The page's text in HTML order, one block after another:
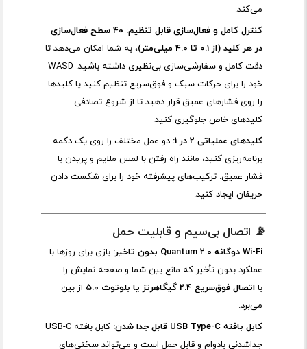
می‌کند.
کنترل کامل و فعال‌سازی قابل تنظیم:
40 سطح فعال‌سازی
در هر کلید (از 0.1 تا 4.0 میلی‌متر)
، به شما امکان می‌دهد تا
دقت کامل و سفارشی‌سازی بی‌نظیری داشته باشید. WASD
خود را برای حرکات سبک و فوق‌سریع تنظیم کنید یا کلیدها
را روی فشارهای عمیق قرار دهید تا از شروع تصادفی
کلیدهای خاص جلوگیری کنید.
کلیدهای عملیاتی 2 در 1:
دو عمل مختلف را روی یک دکمه
برنامه‌ریزی کنید، مانند راه رفتن با لمس ملایم و پریدن با
فشار عمیق. ترکیب‌های پیشرفته خود را برای شکست دادن
حریفان ایجاد کنید.
📡 اتصال بی‌سیم و قابلیت حمل
Wi-Fi دوگانه Quantum 2.0 بدون تاخیر:
بازی برای روزها با
عملکرد بدون تأخیر که مانع بین شما و صفحه نمایش را
بااتصال فوق‌سریع 2.4 گیگاهرتز یا بلوتوث 5.0
از بین
می‌برد.
کابل بافته USB Type-C قابل جدا شدن:
کابل بافته USB-C
جداشدنی بادوام و قابل حمل است و می‌تواند سختی‌های